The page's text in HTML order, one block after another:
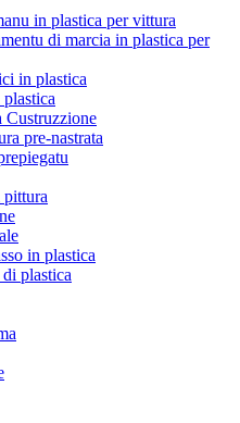
in plastica per vittura
di marcia in plastica per
in plastica
Custruzzione
pre-nastrata
pittura
in plastica
plastica